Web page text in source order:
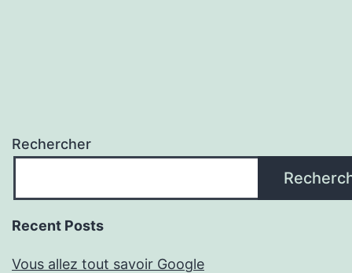
Rechercher
Recent Posts
Vous allez tout savoir Google